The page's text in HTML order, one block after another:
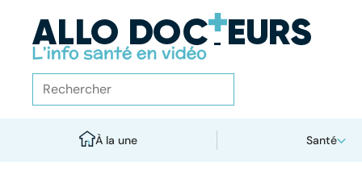
À la une Santé